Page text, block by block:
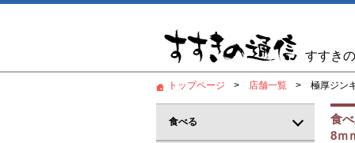
すすき
トップページ 店舗一覧 極厚ジン
食
8ｍ
食べる